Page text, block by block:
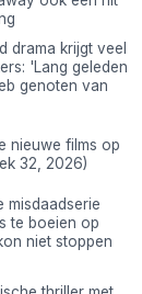
drama krijgt veel
'Lang geleden
genoten van
nieuwe films op
32, 2026)
misdaadserie
te boeien op
niet stoppen